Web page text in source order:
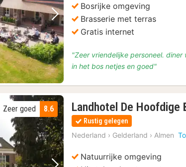
Volgende foto
Bosrijke omgeving
Brasserie met terras
Gratis internet
"Zeer vriendelijke personeel.
in het bos netjes en goed"
8.6
Zeer goed Landhotel De Hoofdige
Rustig gelegen
Nederland › Gelderland › Almen
Natuurrijke omgeving